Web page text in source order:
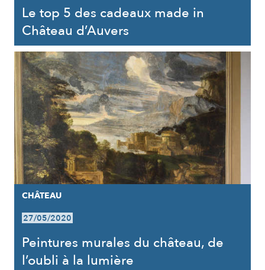
Le top 5 des cadeaux made in
Château d’Auvers
CHÂTEAU
27/05/2020
Peintures murales du château, de
l’oubli à la lumière